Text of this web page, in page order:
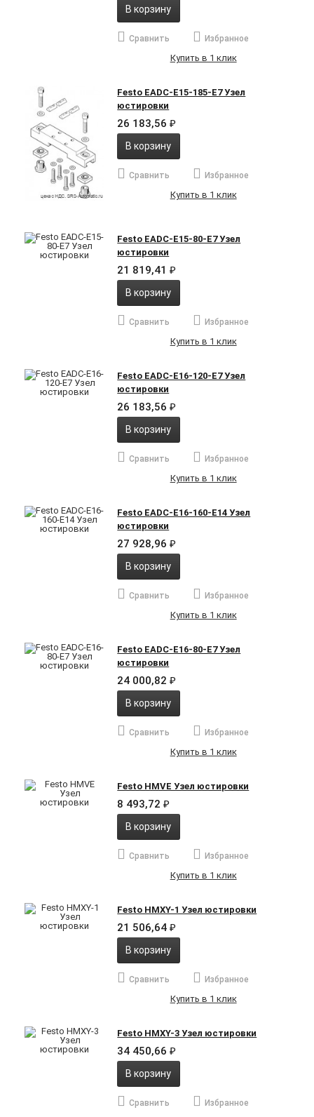
В корзину
Сравнить Избранное
Купить в 1 клик
Festo EADC-E15-185-E7 Узел
юстировки
26 183,56₽
В корзину
Сравнить Избранное
Купить в 1 клик
Festo EADC-E15-80-E7 Узел
юстировки
21 819,41₽
В корзину
Сравнить Избранное
Купить в 1 клик
Festo EADC-E16-120-E7 Узел
юстировки
26 183,56₽
В корзину
Сравнить Избранное
Купить в 1 клик
Festo EADC-E16-160-E14 Узел
юстировки
27 928,96₽
В корзину
Сравнить Избранное
Купить в 1 клик
Festo EADC-E16-80-E7 Узел
юстировки
24 000,82₽
В корзину
Сравнить Избранное
Купить в 1 клик
Festo HMVE Узел юстировки
8 493,72₽
В корзину
Сравнить Избранное
Купить в 1 клик
Festo HMXY-1 Узел юстировки
21 506,64₽
В корзину
Сравнить Избранное
Купить в 1 клик
Festo HMXY-3 Узел юстировки
34 450,66₽
В корзину
Сравнить Избранное